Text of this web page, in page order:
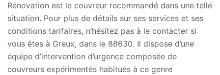
Rénovation est le couvreur recommandé dans une telle
situation. Pour plus de détails sur ses services et ses
conditions tarifaires, n’hésitez pas à le contacter si
vous êtes à Greux, dans le 88630. Il dispose d’une
équipe d’intervention d’urgence composée de
couvreurs expérimentés habitués à ce genre